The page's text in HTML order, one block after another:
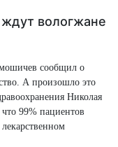
вологжане
сообщил о
А произошло это
Николая
99% пациентов